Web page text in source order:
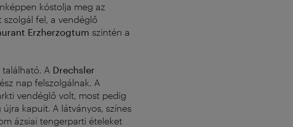
kóstolja meg az
szolgál fel, a vendéglő
Erzherzogtum szintén a
A Drechsler
nap felszolgálnak. A
vendéglő volt, most pedig
kapuit. A látványos, színes
ázsiai tengerparti ételeket